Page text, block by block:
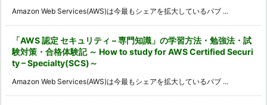
Amazon Web Services(AWS)は今最もシェアを拡大しているパブ ...
「AWS 認定 セキュリティ – 専門知識」の学習方法・勉強法・試
験対策・合格体験記 ～ How to study for AWS Certified Securi
ty – Specialty(SCS)～
Amazon Web Services(AWS)は今最もシェアを拡大しているパブ ...